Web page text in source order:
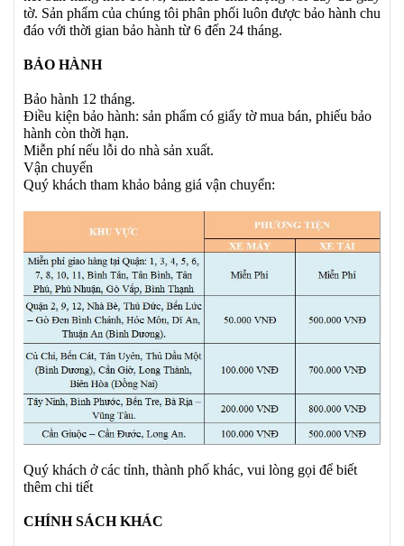
tờ. Sản phẩm của chúng tôi phân phối luôn được bảo hành chu
đáo với thời gian bảo hành từ 6 đến 24 tháng.
BẢO HÀNH
Bảo hành 12 tháng.
Điều kiện bảo hành: sản phẩm có giấy tờ mua bán, phiếu bảo
hành còn thời hạn.
Miễn phí nếu lỗi do nhà sản xuất.
Vận chuyển
Quý khách tham khảo bảng giá vận chuyển:
Quý khách ở các tỉnh, thành phố khác, vui lòng gọi để biết
thêm chi tiết
CHÍNH SÁCH KHÁC